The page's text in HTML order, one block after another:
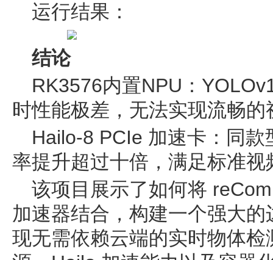
运行结果：
结论
RK3576内置NPU：
时性能极差，无法实现流畅的
Hailo-8 PCIe 加速卡：同
率提升超过十倍，满足标准
该项目展示了如何将
加速器结合，构建一个强大
现无需依赖云端的实时物体